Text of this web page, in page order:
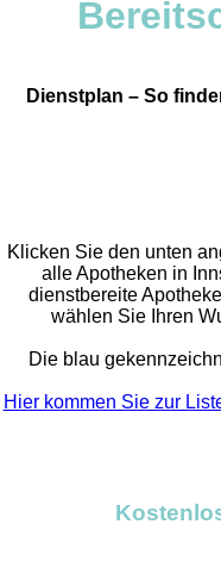
Dienstplan – So
Klicken Sie den unten
alle Apotheken in
dienstbereite
wählen Sie Ihren
Die blau
Hier kommen Sie zur